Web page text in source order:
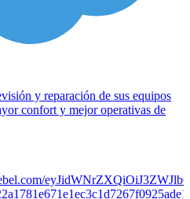
y reparación de sus equipos
confort y mejor operativas de